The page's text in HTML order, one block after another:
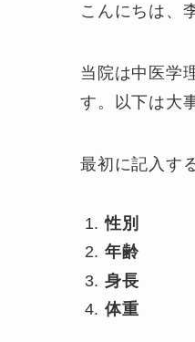
こんにちは、
当院は中医学
す。以下は大
最初に記入す
性別
年齢
身長
体重